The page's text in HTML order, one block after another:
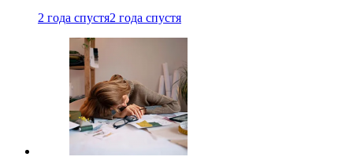
2 года спустя2 года спустя